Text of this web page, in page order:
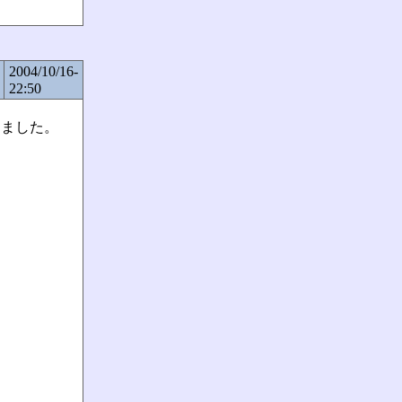
2004/10/16-
22:50
した。